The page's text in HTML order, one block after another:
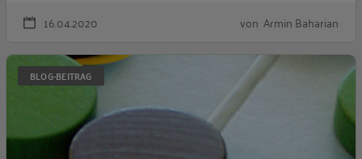
16.04.2020 von Armin Baharian
BLOG-BEITRAG